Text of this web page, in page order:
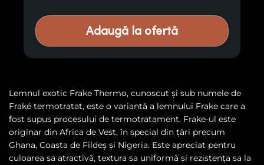
Adaugă la ofertă
Lemnul exotic Frake Thermo, cunoscut și sub numele de
Fraké termotratat, este o variantă a lemnului Frake care a
fost supus procesului de termotratament. Frake-ul este
originar din Africa de Vest, în special din țări precum
Ghana, Coasta de Fildeș și Nigeria. Este apreciat pentru
culoarea sa atractivă, textura sa uniformă și rezistența sa la